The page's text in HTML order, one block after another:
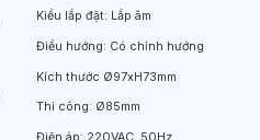
Kiểu lắp đặt: Lắp âm
Điều hướng: Có chỉnh hướng
Kích thước Ø97xH73mm
Thi công: Ø85mm